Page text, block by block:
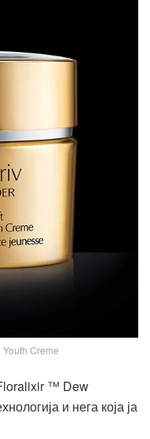
Creme
™ Dew
и нега која ја